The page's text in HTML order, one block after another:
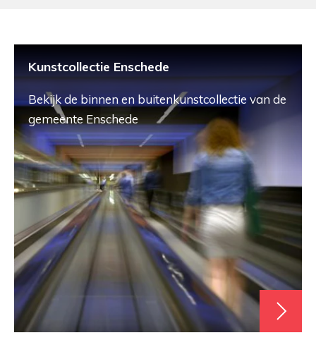
Kunstcollectie Enschede
Bekijk de binnen en buitenkunstcollectie van de
gemeente Enschede